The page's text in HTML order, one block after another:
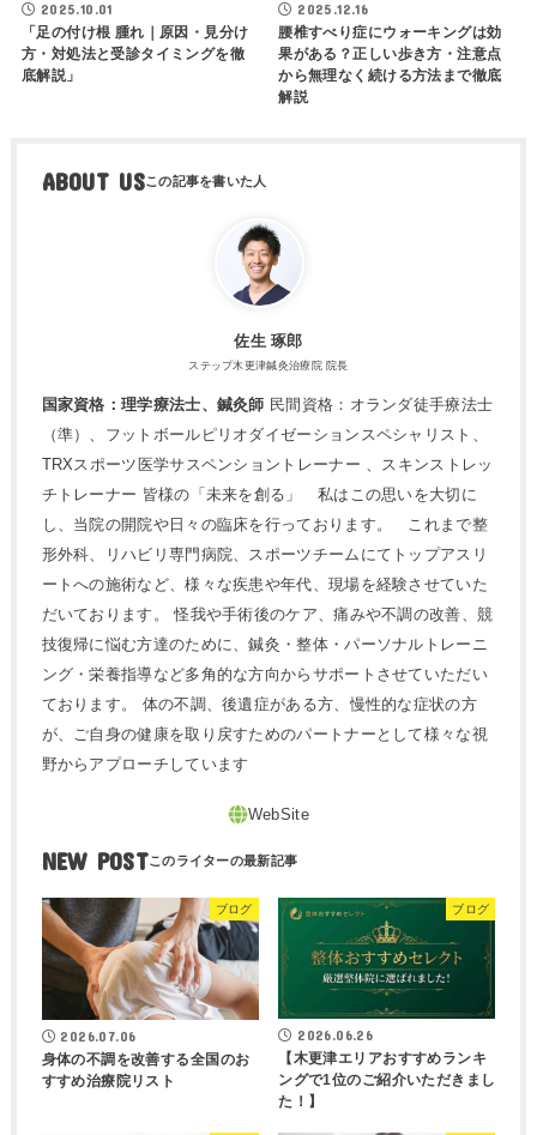
2025.10.01
「足の付け根 腫れ｜原因・見分け
方・対処法と受診タイミングを徹
底解説」
2025.12.16
腰椎すべり症にウォーキングは効
果がある？正しい歩き方・注意点
から無理なく続ける方法まで徹底
解説
ABOUT US
佐生 琢郎
ステップ木更津鍼灸治療院 院長
国家資格：理学療法士、鍼灸師 民間資格：オランダ徒手療法士
（準）、フットボールピリオダイゼーションスペシャリスト、
TRXスポーツ医学サスペンショントレーナー 、スキンストレッ
チトレーナー 皆様の「未来を創る」 私はこの思いを大切に
し、当院の開院や日々の臨床を行っております。 これまで整
形外科、リハビリ専門病院、スポーツチームにてトップアスリ
ートへの施術など、様々な疾患や年代、現場を経験させていた
だいております。 怪我や手術後のケア、痛みや不調の改善、競
技復帰に悩む方達のために、鍼灸・整体・パーソナルトレーニ
ング・栄養指導など多角的な方向からサポートさせていただい
ております。 体の不調、後遺症がある方、慢性的な症状の方
が、ご自身の健康を取り戻すためのパートナーとして様々な視
野からアプローチしています
NEW POST
ブログ
2026.07.06
身体の不調を改善する全国のお
すすめ治療院リスト
ブログ
2026.06.26
【木更津エリアおすすめランキ
ングで1位のご紹介いただきまし
た！】